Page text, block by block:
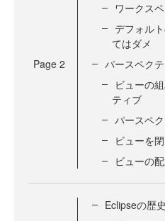
Page 2
ワークス
デフォル
てはダメ
パースペク
ビューの
ティブ
パースペ
ビューを
ビューの
Eclipseの歴